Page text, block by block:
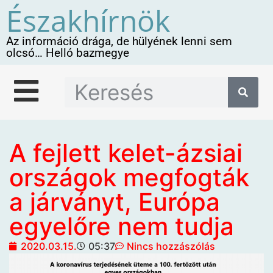
Északhírnök
Az információ drága, de hülyének lenni sem
olcsó… Helló bazmegye
A fejlett kelet-ázsiai
országok megfogták
a járványt, Európa
egyelőre nem tudja
2020.03.15. 05:37 Nincs hozzászólás